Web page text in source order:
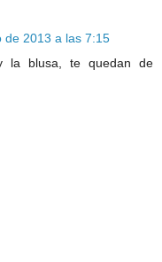
de 2013 a las 7:15
la blusa, te quedan de